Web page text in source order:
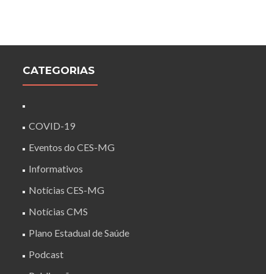
CATEGORIAS
COVID-19
Eventos do CES-MG
Informativos
Notícias CES-MG
Notícias CMS
Plano Estadual de Saúde
Podcast